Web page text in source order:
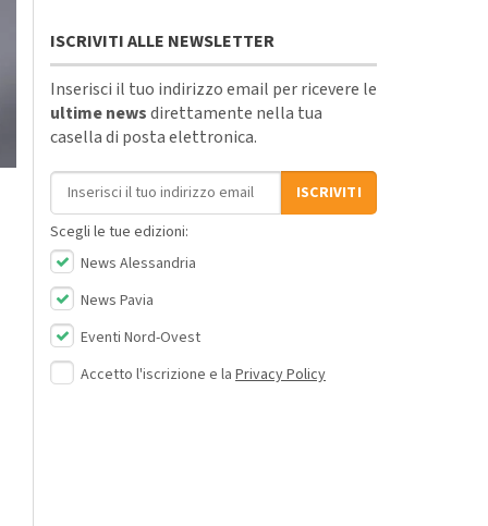
ISCRIVITI ALLE NEWSLETTER
Inserisci il tuo indirizzo email per ricevere le
ultime newsdirettamente nella tua
casella di posta elettronica.
Indirizzo email
ISCRIVITI
Scegli le tue edizioni:
News Alessandria
News Pavia
Eventi Nord-Ovest
Accetto l'iscrizione e la Privacy Policy